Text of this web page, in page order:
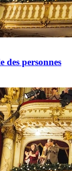
des personnes